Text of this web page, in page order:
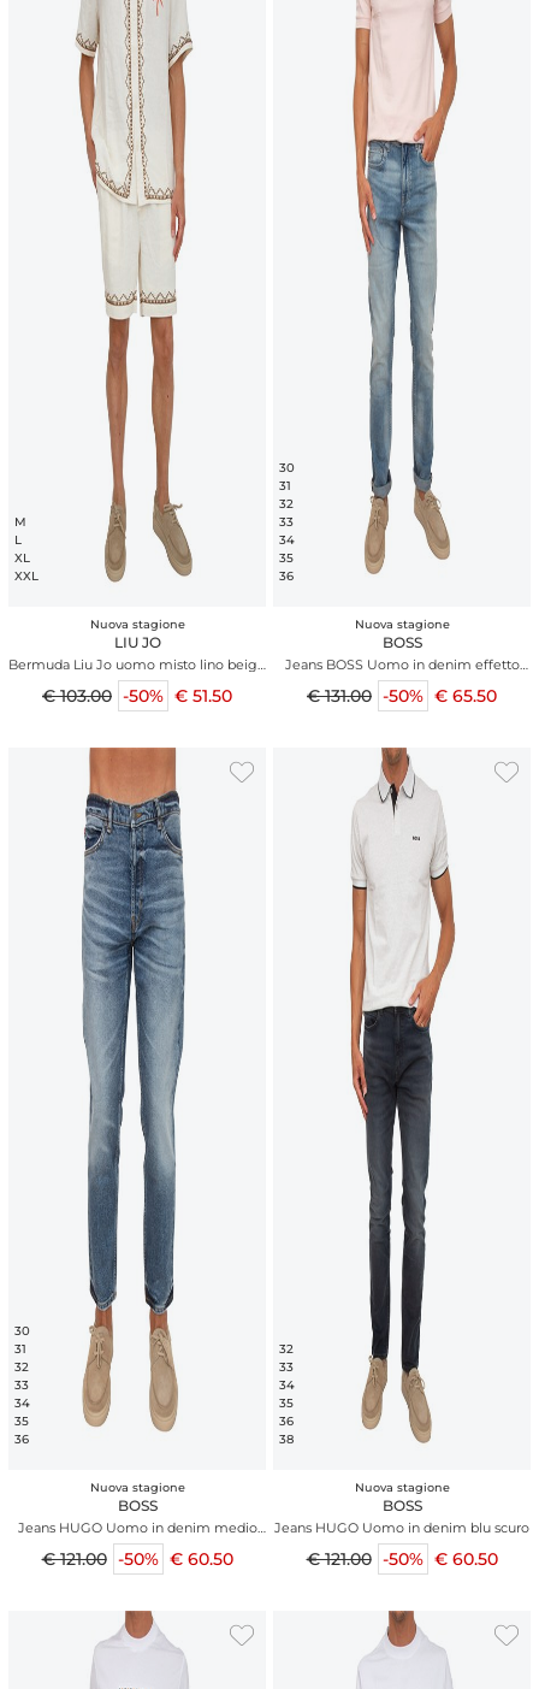
M
L
XL
XXL
Nuova stagione
LIU JO
Bermuda Liu Jo uomo misto lino beige
con ricami
€ 103.00 -50% € 51.50
30
31
32
33
34
35
36
Nuova stagione
BOSS
Jeans BOSS Uomo in denim effetto
used
€ 131.00 -50% € 65.50
30
31
32
33
34
35
36
Nuova stagione
BOSS
Jeans HUGO Uomo in denim medio
effetto used
€ 121.00 -50% € 60.50
32
33
34
35
36
38
Nuova stagione
BOSS
Jeans HUGO Uomo in denim blu scuro
€ 121.00 -50% € 60.50